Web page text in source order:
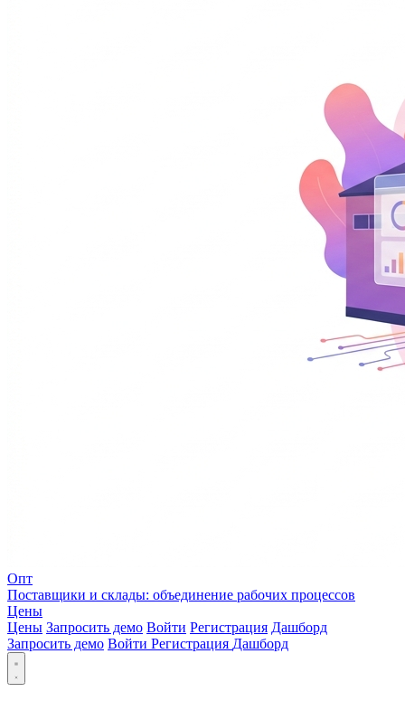
Опт
Поставщики и склады: объединение рабочих процессов
Цены
Цены Запросить демо Войти Регистрация Дашборд
Запросить демо Войти Регистрация Дашборд